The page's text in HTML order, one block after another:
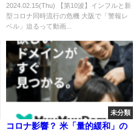
2024.02.15(Thu) 【第10波】インフルと新
型コロナ同時流行の危機 大阪で「警報レ
ベル」迫るって動画...
未分類
コロナ影響？ 米「量的緩和」の